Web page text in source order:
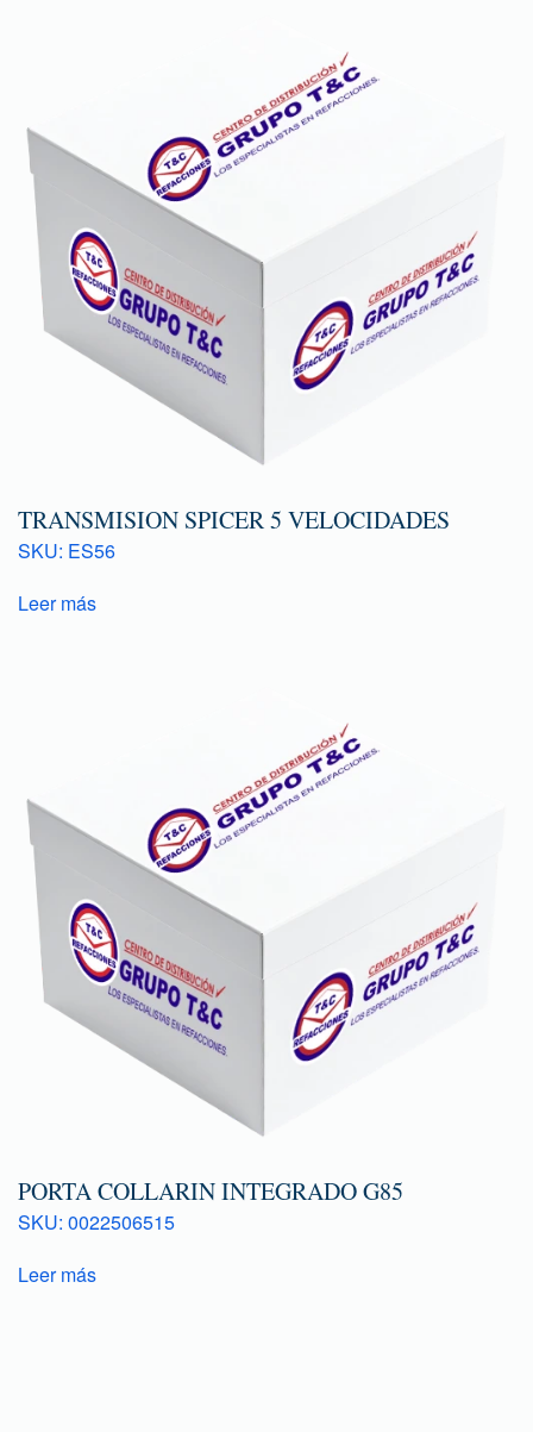
TRANSMISION SPICER 5 VELOCIDADES
SKU: ES56
Leer más
PORTA COLLARIN INTEGRADO G85
SKU: 0022506515
Leer más